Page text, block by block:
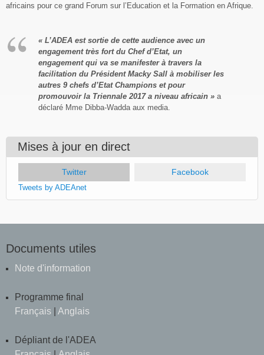
africains pour ce grand Forum sur l’Education et la Formation en Afrique.
« L’ADEA est sortie de cette audience avec un
engagement très fort du Chef d’Etat, un
engagement qui va se manifester à travers la
facilitation du Président Macky Sall à mobiliser les
autres 9 chefs d’Etat Champions et pour
promouvoir la Triennale 2017 a niveau africain » a
déclaré Mme Dibba-Wadda aux media.
Mises à jour en direct
Twitter(onglet actif) Facebook
Tweets by ADEAnet
Documents utiles
Note d'information
Programme final
Français
Anglais
Dépliant de l'ADEA